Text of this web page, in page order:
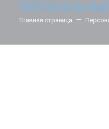
Главная страница